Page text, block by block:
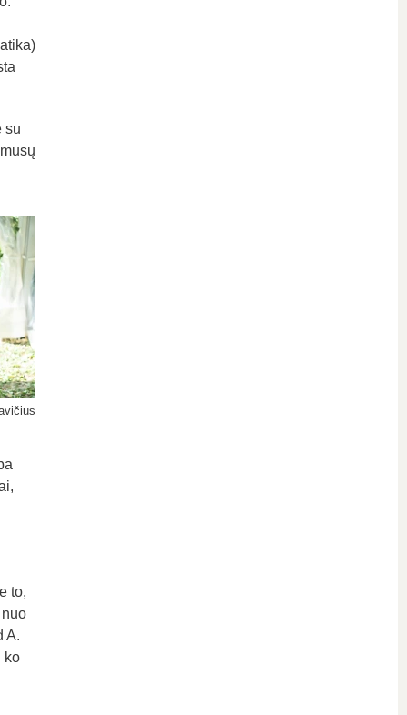
su
to,
A.
ko